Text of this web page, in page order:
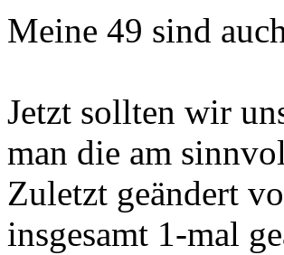
Meine 49 sind
Jetzt sollten wir
man die am
Zuletzt geändert
insgesamt 1-mal